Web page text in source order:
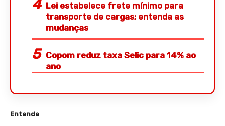
Lei estabelece frete mínimo para
transporte de cargas; entenda as
mudanças
Copom reduz taxa Selic para 14% ao
ano
Entenda